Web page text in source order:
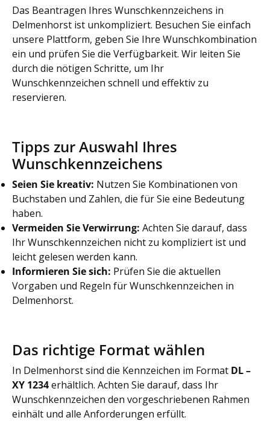
Das Beantragen Ihres Wunschkennzeichens in
Delmenhorst ist unkompliziert. Besuchen Sie einfach
unsere Plattform, geben Sie Ihre Wunschkombination
ein und prüfen Sie die Verfügbarkeit. Wir leiten Sie
durch die nötigen Schritte, um Ihr
Wunschkennzeichen schnell und effektiv zu
reservieren.
Tipps zur Auswahl Ihres
Wunschkennzeichens
Seien Sie kreativ: Nutzen Sie Kombinationen von
Buchstaben und Zahlen, die für Sie eine Bedeutung
haben.
Vermeiden Sie Verwirrung: Achten Sie darauf, dass
Ihr Wunschkennzeichen nicht zu kompliziert ist und
leicht gelesen werden kann.
Informieren Sie sich: Prüfen Sie die aktuellen
Vorgaben und Regeln für Wunschkennzeichen in
Delmenhorst.
Das richtige Format wählen
In Delmenhorst sind die Kennzeichen im Format DL –
XY 1234erhältlich. Achten Sie darauf, dass Ihr
Wunschkennzeichen den vorgeschriebenen Rahmen
einhält und alle Anforderungen erfüllt.